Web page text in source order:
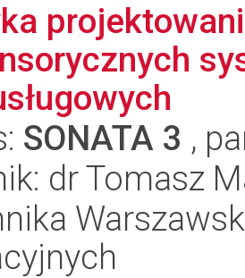
SONATA 3 ,
dr Tomasz